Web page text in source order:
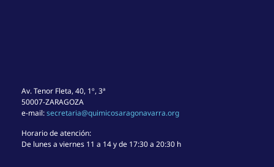
Av. Tenor Fleta, 40, 1º, 3ª
50007-ZARAGOZA
e-mail:secretaria@quimicosaragonavarra.org
Horario de atención:
De lunes a viernes 11 a 14 y de 17:30 a 20:30 h